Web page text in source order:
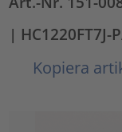
| HC1220FT7J-
Kopiera